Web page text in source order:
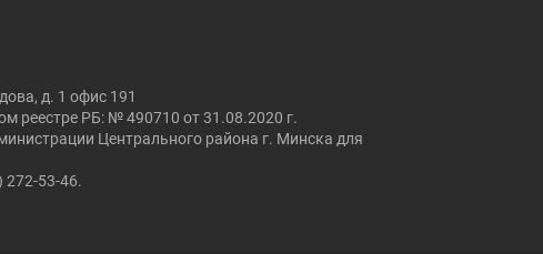
д. 1 офис 191
реестре РБ: № 490710 от 31.08.2020 г.
Центрального района г. Минска для
272-53-46.